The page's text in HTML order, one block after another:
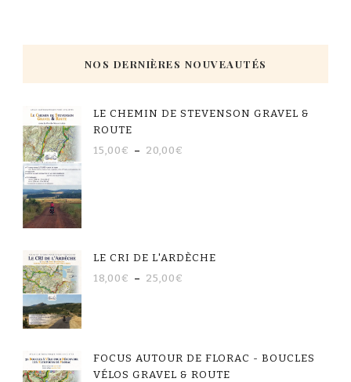
NOS DERNIÈRES NOUVEAUTÉS
LE CHEMIN DE STEVENSON GRAVEL &
ROUTE
15,00€ – 20,00€
LE CRI DE L'ARDÈCHE
18,00€ – 25,00€
FOCUS AUTOUR DE FLORAC - BOUCLES
VÉLOS GRAVEL & ROUTE